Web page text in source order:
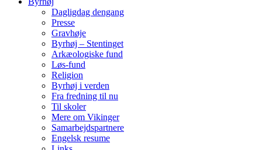
Dagligdag dengang
Presse
Gravhøje
Byrhøj – Stentinget
Arkæologiske fund
Løs-fund
Religion
Byrhøj i verden
Fra fredning til nu
Til skoler
Mere om Vikinger
Samarbejdspartnere
Engelsk resume